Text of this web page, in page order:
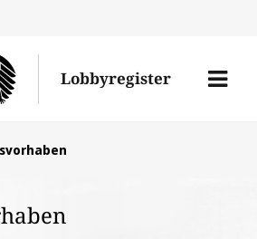
Lobbyregister
Menü